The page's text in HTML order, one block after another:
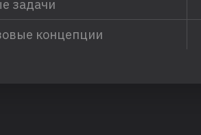
задачи
концепции